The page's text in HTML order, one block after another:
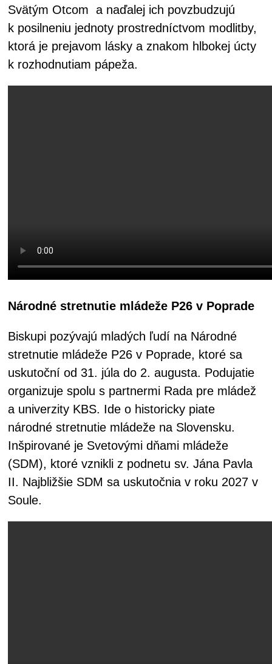
Svätým Otcom a naďalej ich povzbudzujú
k posilneniu jednoty prostredníctvom modlitby,
ktorá je prejavom lásky a znakom hlbokej úcty
k rozhodnutiam pápeža.
Národné stretnutie mládeže P26 v Poprade
Biskupi pozývajú mladých ľudí na Národné
stretnutie mládeže P26 v Poprade, ktoré sa
uskutoční od 31. júla do 2. augusta. Podujatie
organizuje spolu s partnermi Rada pre mládež
a univerzity KBS. Ide o historicky piate
národné stretnutie mládeže na Slovensku.
Inšpirované je Svetovými dňami mládeže
(SDM), ktoré vznikli z podnetu sv. Jána Pavla
II. Najbližšie SDM sa uskutočnia v roku 2027 v
Soule.